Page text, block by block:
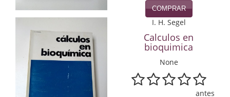
Literatura fantástica
Literatura hispanoamericana
COMPRAR
I. H. Segel
Calculos en
bioquimica
None
antes